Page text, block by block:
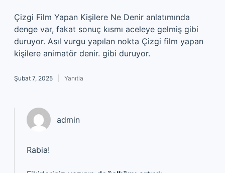
Çizgi Film Yapan Kişilere Ne Denir anlatımında
denge var, fakat sonuç kısmı aceleye gelmiş gibi
duruyor. Asıl vurgu yapılan nokta Çizgi film yapan
kişilere animatör denir. gibi duruyor.
Şubat 7, 2025 Yanıtla
admin
Rabia!